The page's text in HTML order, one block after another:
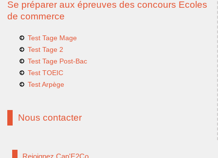
Se préparer aux épreuves des concours Ecoles
de commerce
Test Tage Mage
Test Tage 2
Test Tage Post-Bac
Test TOEIC
Test Arpège
Nous contacter
Rejoignez Cap'E2Co